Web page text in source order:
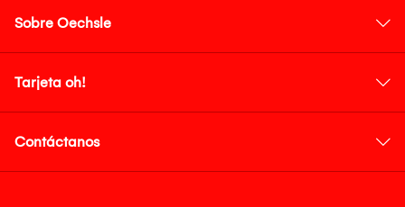
Sobre Oechsle
Tarjeta oh!
Contáctanos